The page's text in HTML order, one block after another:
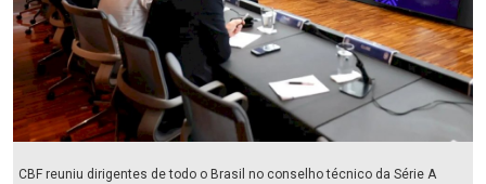
CBF reuniu dirigentes de todo o Brasil no conselho técnico da Série A